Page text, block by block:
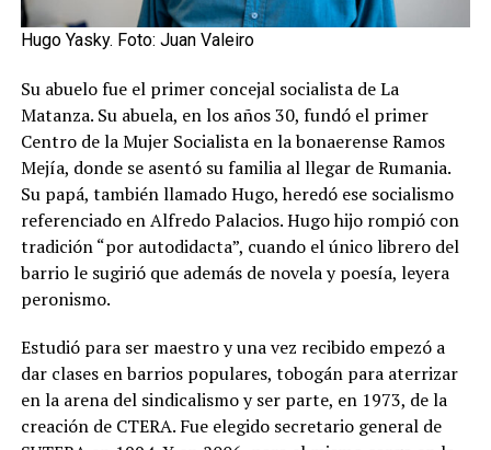
Hugo Yasky. Foto: Juan Valeiro
Su abuelo fue el primer concejal socialista de La
Matanza. Su abuela, en los años 30, fundó el primer
Centro de la Mujer Socialista en la bonaerense Ramos
Mejía, donde se asentó su familia al llegar de Rumania.
Su papá, también llamado Hugo, heredó ese socialismo
referenciado en Alfredo Palacios. Hugo hijo rompió con
tradición “por autodidacta”, cuando el único librero del
barrio le sugirió que además de novela y poesía, leyera
peronismo.
Estudió para ser maestro y una vez recibido empezó a
dar clases en barrios populares, tobogán para aterrizar
en la arena del sindicalismo y ser parte, en 1973, de la
creación de CTERA. Fue elegido secretario general de